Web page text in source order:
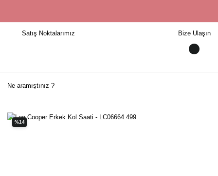
Satış Noktalarımız Bize Ulaşın
%14